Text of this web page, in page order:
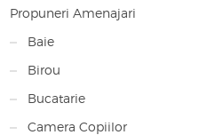
Propuneri Amenajari
Baie
Birou
Bucatarie
Camera Copiilor